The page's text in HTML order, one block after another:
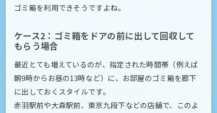
ゴミ箱を利用できそうですよね。
ケース2：ゴミ箱をドアの前に出して回収して
もらう場合
最近とても増えているのが、指定された時間帯（例えば
朝9時からお昼の13時など）に、お部屋のゴミ箱を廊下
に出しておくスタイルです。
赤羽駅前や大森駅前、東京九段下などの店舗で、このよ